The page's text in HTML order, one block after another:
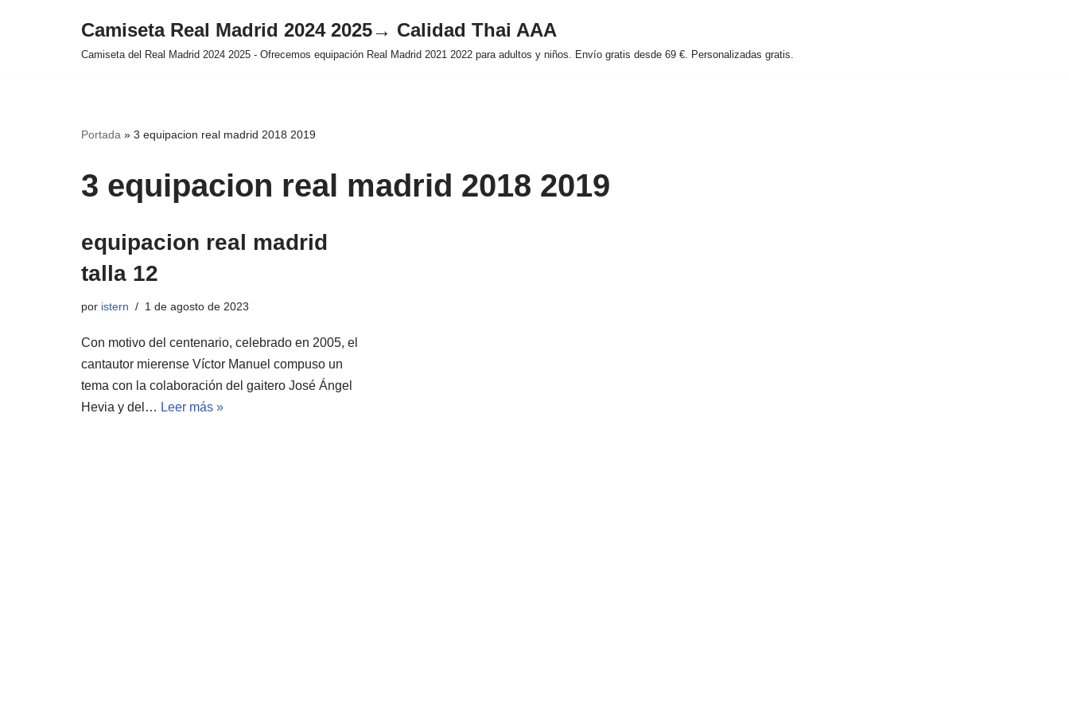
Camiseta Real Madrid 2024 2025→ Calidad Thai AAA
Camiseta del Real Madrid 2024 2025 - Ofrecemos equipación Real Madrid 2021 2022 para adultos y niños. Envío gratis desde 69 €. Personalizadas gratis.
Portada » 3 equipacion real madrid 2018 2019
3 equipacion real madrid 2018 2019
equipacion real madrid
talla 12
por istern 1 de agosto de 2023
Con motivo del centenario, celebrado en 2005, el
cantautor mierense Víctor Manuel compuso un
tema con la colaboración del gaitero José Ángel
Hevia y del… Leer más »